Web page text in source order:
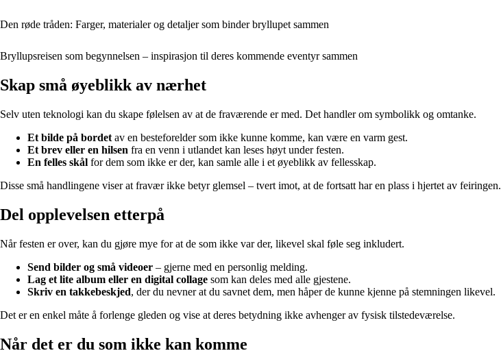
Den røde tråden: Farger, materialer og detaljer som binder bryllupet sammen
Bryllupsreisen som begynnelsen – inspirasjon til deres kommende eventyr sammen
Skap små øyeblikk av nærhet
Selv uten teknologi kan du skape følelsen av at de fraværende er med. Det handler om symbolikk og omtanke.
Et bilde på bordet av en besteforelder som ikke kunne komme, kan være en varm gest.
Et brev eller en hilsen fra en venn i utlandet kan leses høyt under festen.
En felles skål for dem som ikke er der, kan samle alle i et øyeblikk av fellesskap.
Disse små handlingene viser at fravær ikke betyr glemsel – tvert imot, at de fortsatt har en plass i hjertet av feiringen.
Del opplevelsen etterpå
Når festen er over, kan du gjøre mye for at de som ikke var der, likevel skal føle seg inkludert.
Send bilder og små videoer – gjerne med en personlig melding.
Lag et lite album eller en digital collage som kan deles med alle gjestene.
Skriv en takkebeskjed, der du nevner at du savnet dem, men håper de kunne kjenne på stemningen likevel.
Det er en enkel måte å forlenge gleden og vise at deres betydning ikke avhenger av fysisk tilstedeværelse.
Når det er du som ikke kan komme